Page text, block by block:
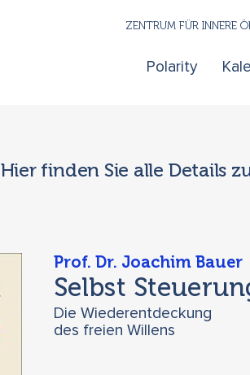
Polarity
ZENTRUM FÜR INNERE
Hier finden Sie alle Details
Prof. Dr. Joachim Bauer
Selbst
Die Wiederentdeckung
des freien Willens